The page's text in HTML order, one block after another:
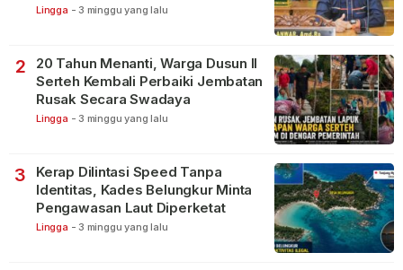
Lingga - 3 minggu yang lalu
2
20 Tahun Menanti, Warga Dusun II
Serteh Kembali Perbaiki Jembatan
Rusak Secara Swadaya
Lingga - 3 minggu yang lalu
3
Kerap Dilintasi Speed Tanpa
Identitas, Kades Belungkur Minta
Pengawasan Laut Diperketat
Lingga - 3 minggu yang lalu